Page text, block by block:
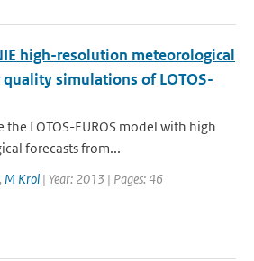
high-resolution meteorological
simulations of LOTOS-
the LOTOS-EUROS model with high
forecasts from...
, M Krol | Year: 2013 | Pages: 46